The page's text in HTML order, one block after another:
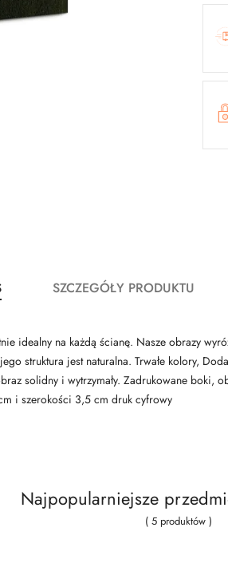
SZCZEGÓŁY PRODUKTU
idealny na każdą ścianę. Nasze obrazy
struktura jest naturalna. Trwałe kolory,
solidny i wytrzymały. Zadrukowane
i szerokości 3,5 cm druk cyfrowy
Najpopularniejsze
( 5 produktów )